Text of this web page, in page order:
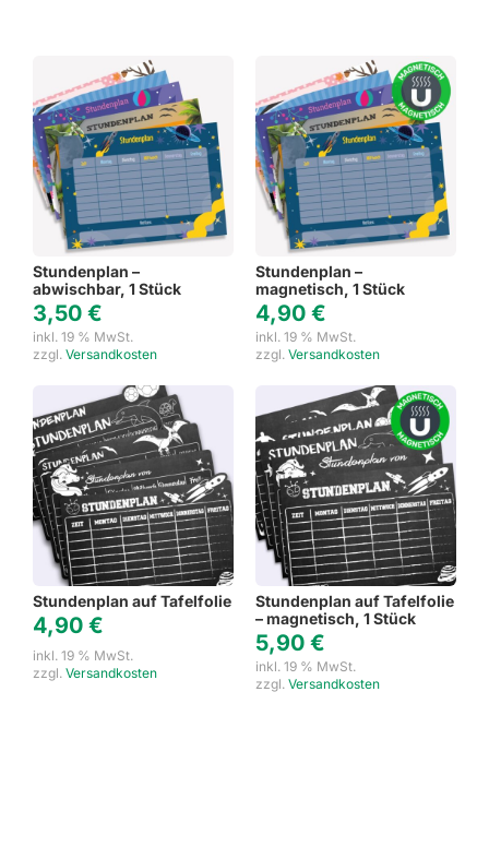
Stundenplan –
abwischbar, 1 Stück
3,50 €
inkl. 19 % MwSt.
zzgl. Versandkosten
Stundenplan –
magnetisch, 1 Stück
4,90 €
inkl. 19 % MwSt.
zzgl. Versandkosten
Stundenplan auf Tafelfolie
4,90 €
inkl. 19 % MwSt.
zzgl. Versandkosten
Stundenplan auf Tafelfolie
– magnetisch, 1 Stück
5,90 €
inkl. 19 % MwSt.
zzgl. Versandkosten